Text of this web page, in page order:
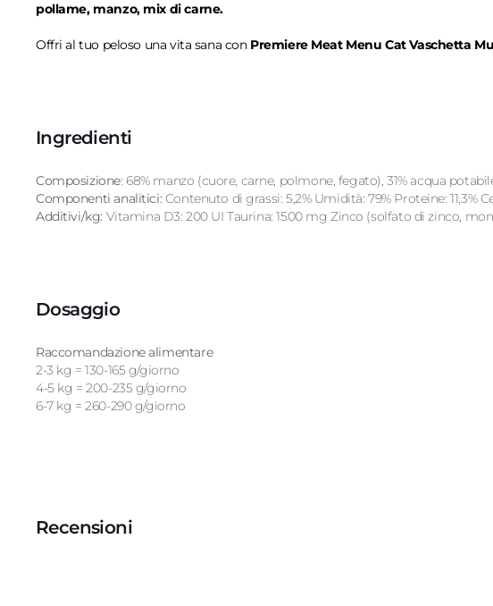
pollame, manzo, mix di carne.
Offri al tuo peloso una vita sana con Premiere Meat Menu CatVaschetta
Ingredienti
Composizione: 68% manzo (cuore, carne, polmone, fegato), 31% acqua
Componenti analitici: Contenuto di grassi: 5,2% Umidità: 79% Proteine: 11,3%
Additivi/kg: Vitamina D3: 200 UI Taurina: 1500 mg Zinco (solfato di zinco,
Dosaggio
Raccomandazione alimentare
2-3 kg = 130-165 g/giorno
4-5 kg ​​= 200-235 g/giorno
6-7 kg = 260-290 g/giorno
Recensioni